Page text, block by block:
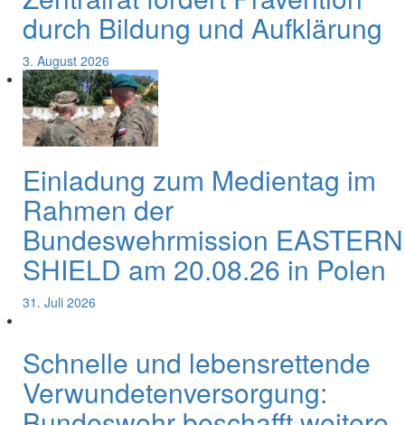
durch Bildung und Aufklärung
3. August 2026
Einladung zum Medientag im
Rahmen der
Bundeswehrmission EASTERN
SHIELD am 20.08.26 in Polen
31. Juli 2026
Schnelle und lebensrettende
Verwundetenversorgung: